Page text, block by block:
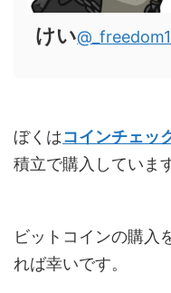
けい
ぼくはコインチェッ
積立で購入していま
ビットコインの購入
れば幸いです。